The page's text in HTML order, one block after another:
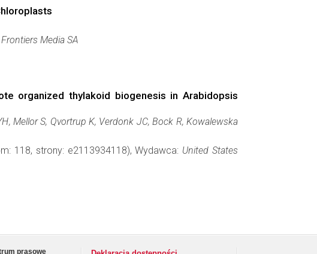
Frontiers Media SA
organized thylakoid biogenesis in Arabidopsis
Mellor S, Qvortrup K, Verdonk JC, Bock R, Kowalewska
118, strony: e2113934118), Wydawca: United States
prasowe